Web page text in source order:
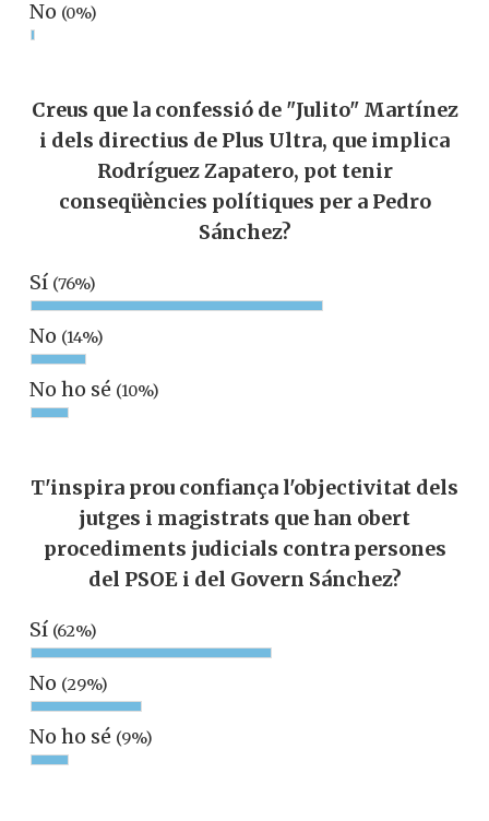
No (0%)
Creus que la confessió de "Julito" Martínez
i dels directius de Plus Ultra, que implica
Rodríguez Zapatero, pot tenir
conseqüències polítiques per a Pedro
Sánchez?
Sí (76%)
No (14%)
No ho sé (10%)
T'inspira prou confiança l'objectivitat dels
jutges i magistrats que han obert
procediments judicials contra persones
del PSOE i del Govern Sánchez?
Sí (62%)
No (29%)
No ho sé (9%)